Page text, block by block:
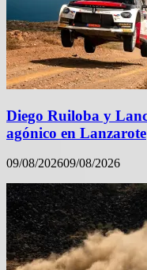
Diego Ruiloba y
agónico en Lanzarote
09/08/202609/08/2026